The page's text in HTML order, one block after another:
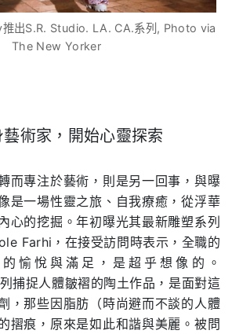
出S.R. Studio. LA. CA.系列, Photo via
The New Yorker
術家，開始心靈探索
而專注於藝術，則是另一回事，與曝
是一場性靈之旅、自我療癒，從浮華
心的挖掘。年初曝光其最新雕塑系列
Farhi，在接受訪問時表示，全職的
愉悅與滿足，是超乎想像的。
列捕捉人體皺褶的陶土作品，是面對這
，那些因脂肪（時尚避而不談的人體
摺痕，原來是如此和諧與美麗。被問